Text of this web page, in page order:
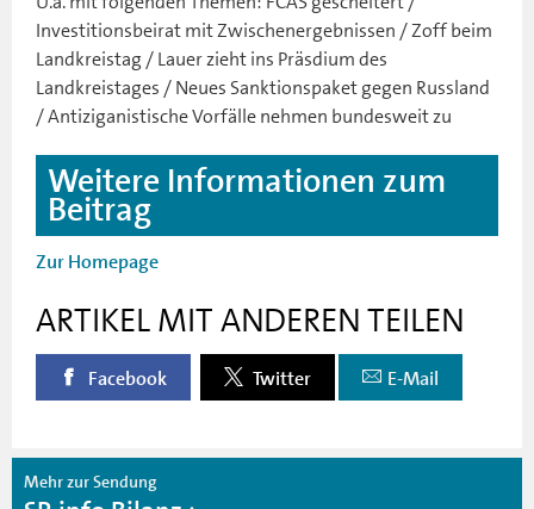
Investitionsbeirat mit Zwischenergebnissen / Zoff beim
Landkreistag / Lauer zieht ins Präsdium des
Landkreistages / Neues Sanktionspaket gegen Russland
/ Antiziganistische Vorfälle nehmen bundesweit zu
Weitere Informationen zum
Beitrag
Zur Homepage
ARTIKEL MIT ANDEREN TEILEN
Facebook Twitter E-Mail
Mehr zur Sendung